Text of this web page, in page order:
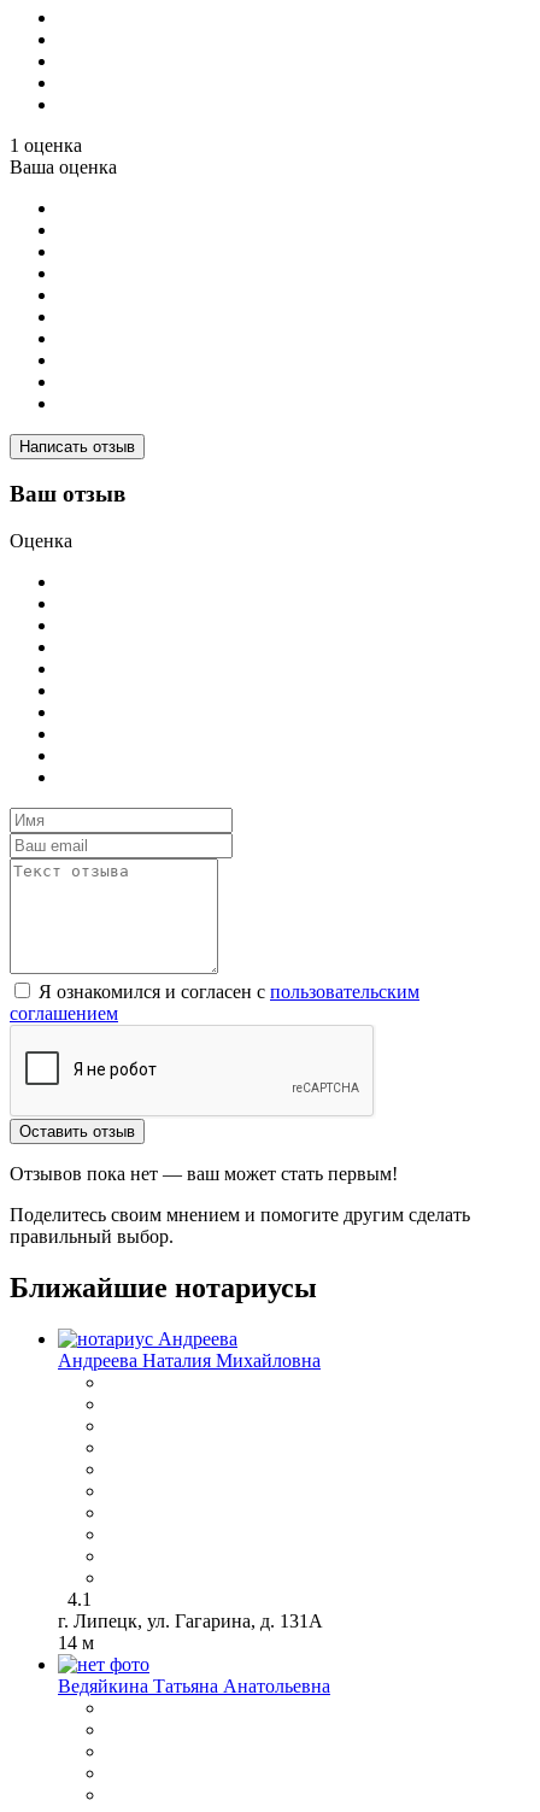
1 оценка
Ваша оценка
Написать отзыв
Ваш отзыв
Оценка
Я ознакомился и согласен с пользовательским
соглашением
Оставить отзыв
Отзывов пока нет — ваш может стать первым!
Поделитесь своим мнением и помогите другим сделать
правильный выбор.
Ближайшие нотариусы
Андреева Наталия Михайловна
4.1
г. Липецк, ул. Гагарина, д. 131А
14 м
Ведяйкина Татьяна Анатольевна